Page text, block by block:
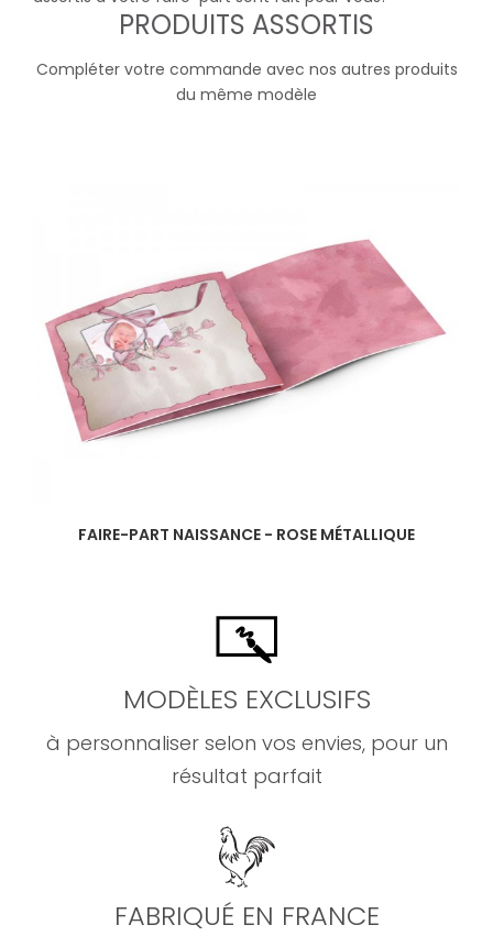
PRODUITS ASSORTIS
Compléter votre commande avec nos autres produits
du même modèle
FAIRE-PART NAISSANCE - ROSE MÉTALLIQUE
MODÈLES EXCLUSIFS
à personnaliser selon vos envies, pour un
résultat parfait
FABRIQUÉ EN FRANCE